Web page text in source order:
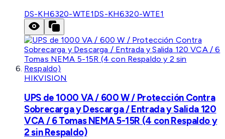
DS-KH6320-WTE1DS-KH6320-WTE1
HIKVISION
UPS de 1000 VA / 600 W / Protección Contra
Sobrecarga y Descarga / Entrada y Salida 120
VCA / 6 Tomas NEMA 5-15R (4 con Respaldo y
2 sin Respaldo)